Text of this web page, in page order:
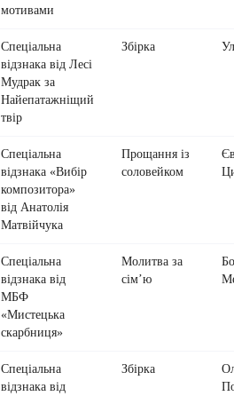
мотивами
Спеціальна
відзнака від Лесі
Мудрак за
Найепатажніщий
твір
Збірка
Спеціальна
відзнака «Вибір
композитора»
від Анатолія
Матвійчука
Прощання із
соловейком
Спеціальна
відзнака від
МБФ
«Мистецька
скарбниця»
Молитва за
сім’ю
Спеціальна
відзнака від
Збірка